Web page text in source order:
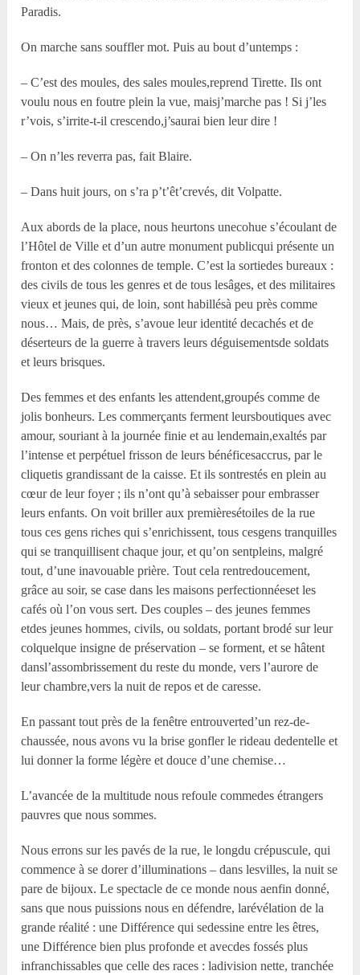
Paradis.
On marche sans souffler mot. Puis au bout d’untemps :
– C’est des moules, des sales moules,reprend Tirette. Ils ont
voulu nous en foutre plein la vue, maisj’marche pas ! Si j’les
r’vois, s’irrite-t-il crescendo,j’saurai bien leur dire !
– On n’les reverra pas, fait Blaire.
– Dans huit jours, on s’ra p’t’êt’crevés, dit Volpatte.
Aux abords de la place, nous heurtons unecohue s’écoulant de
l’Hôtel de Ville et d’un autre monument publicqui présente un
fronton et des colonnes de temple. C’est la sortiedes bureaux :
des civils de tous les genres et de tous lesâges, et des militaires
vieux et jeunes qui, de loin, sont habillésà peu près comme
nous… Mais, de près, s’avoue leur identité decachés et de
déserteurs de la guerre à travers leurs déguisementsde soldats
et leurs brisques.
Des femmes et des enfants les attendent,groupés comme de
jolis bonheurs. Les commerçants ferment leursboutiques avec
amour, souriant à la journée finie et au lendemain,exaltés par
l’intense et perpétuel frisson de leurs bénéficesaccrus, par le
cliquetis grandissant de la caisse. Et ils sontrestés en plein au
cœur de leur foyer ; ils n’ont qu’à sebaisser pour embrasser
leurs enfants. On voit briller aux premièresétoiles de la rue
tous ces gens riches qui s’enrichissent, tous cesgens tranquilles
qui se tranquillisent chaque jour, et qu’on sentpleins, malgré
tout, d’une inavouable prière. Tout cela rentredoucement,
grâce au soir, se case dans les maisons perfectionnéeset les
cafés où l’on vous sert. Des couples – des jeunes femmes
etdes jeunes hommes, civils, ou soldats, portant brodé sur leur
colquelque insigne de préservation – se forment, et se hâtent
dansl’assombrissement du reste du monde, vers l’aurore de
leur chambre,vers la nuit de repos et de caresse.
En passant tout près de la fenêtre entrouverted’un rez-de-
chaussée, nous avons vu la brise gonfler le rideau dedentelle et
lui donner la forme légère et douce d’une chemise…
L’avancée de la multitude nous refoule commedes étrangers
pauvres que nous sommes.
Nous errons sur les pavés de la rue, le longdu crépuscule, qui
commence à se dorer d’illuminations – dans lesvilles, la nuit se
pare de bijoux. Le spectacle de ce monde nous aenfin donné,
sans que nous puissions nous en défendre, larévélation de la
grande réalité : une Différence qui sedessine entre les êtres,
une Différence bien plus profonde et avecdes fossés plus
infranchissables que celle des races : ladivision nette, tranchée